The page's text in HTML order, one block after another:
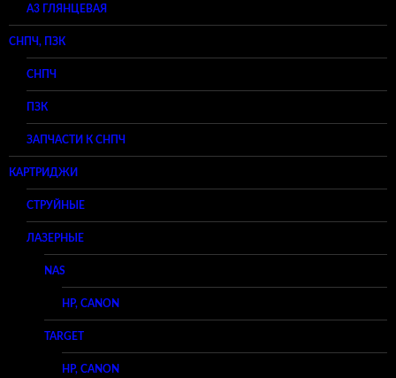
A3 ГЛЯНЦЕВАЯ
СНПЧ, ПЗК
СНПЧ
ПЗК
ЗАПЧАСТИ К СНПЧ
КАРТРИДЖИ
СТРУЙНЫЕ
ЛАЗЕРНЫЕ
NAS
HP, CANON
TARGET
HP, CANON